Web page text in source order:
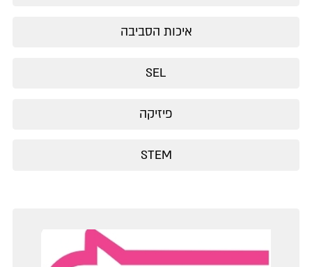
איכות הסביבה
SEL
פיזיקה
STEM